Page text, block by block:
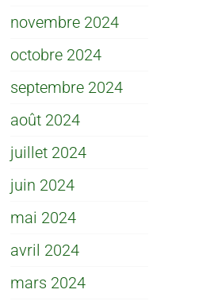
novembre 2024
octobre 2024
septembre 2024
août 2024
juillet 2024
juin 2024
mai 2024
avril 2024
mars 2024